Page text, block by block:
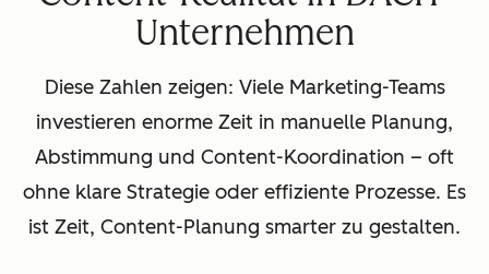
Unternehmen
Diese Zahlen zeigen: Viele Marketing-Teams
investieren enorme Zeit in manuelle Planung,
Abstimmung und Content-Koordination – oft
ohne klare Strategie oder effiziente Prozesse. Es
ist Zeit, Content-Planung smarter zu gestalten.